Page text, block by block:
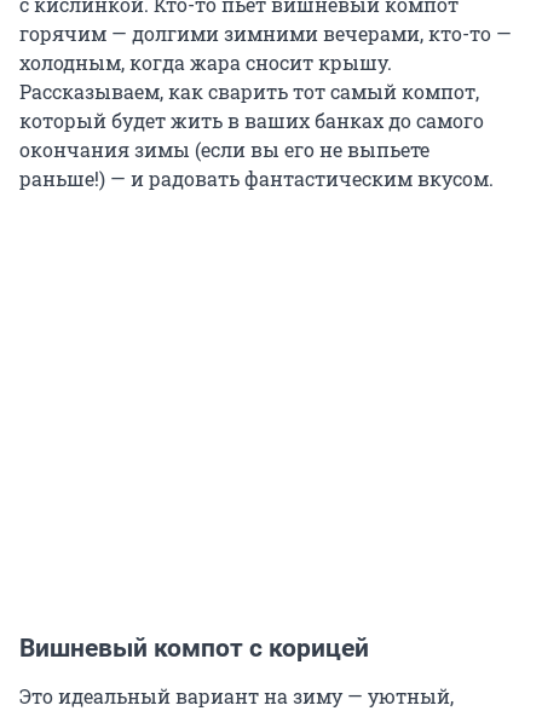
горячим — долгими зимними вечерами, кто-то —
холодным, когда жара сносит крышу.
Рассказываем, как сварить тот самый компот,
который будет жить в ваших банках до самого
окончания зимы (если вы его не выпьете
раньше!) — и радовать фантастическим вкусом.
Вишневый компот с корицей
Это идеальный вариант на зиму — уютный,